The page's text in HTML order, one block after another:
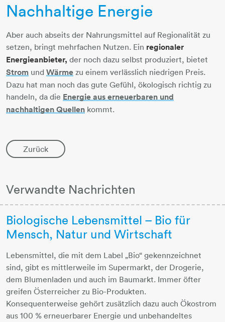
Nachhaltige Energie
Aber auch abseits der Nahrungsmittel auf Regionalität zu
setzen, bringt mehrfachen Nutzen. Ein regionaler
Energieanbieter, der noch dazu selbst produziert, bietet
Strom und Wärme ​​​​​​​ zu einem verlässlich niedrigen Preis.
Dazu hat man noch das gute Gefühl, ökologisch richtig zu
handeln, da die Energie aus erneuerbaren und
nachhaltigen Quellen ​​​​​​​​​​​​​​ kommt.
Zurück
Verwandte Nachrichten
Biologische Lebensmittel – Bio für
Mensch, Natur und Wirtschaft
Lebensmittel, die mit dem Label „Bio“ gekennzeichnet
sind, gibt es mittlerweile im Supermarkt, der Drogerie,
dem Blumenladen und auch im Baumarkt. Immer öfter
greifen Österreicher zu Bio-Produkten.
Konsequenterweise gehört zusätzlich dazu auch Ökostrom
aus 100 % erneuerbarer Energie und unbehandeltes